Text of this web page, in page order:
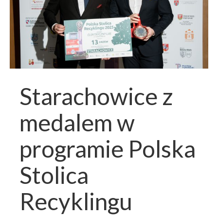
Starachowice z
medalem w
programie Polska
Stolica
Recyklingu